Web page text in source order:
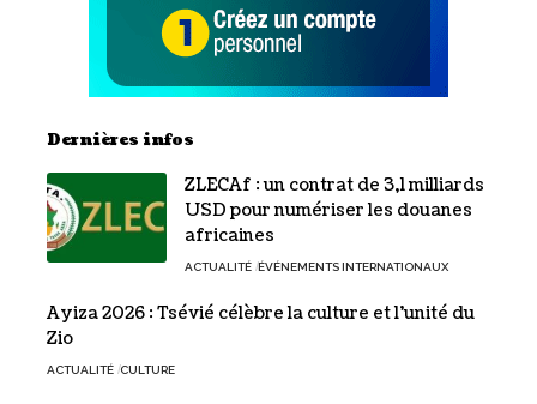
Dernières infos
ZLECAf : un contrat de 3,1 milliards
USD pour numériser les douanes
africaines
ACTUALITÉ ÉVÉNEMENTS INTERNATIONAUX
Ayiza 2026 : Tsévié célèbre la culture et l’unité du
Zio
ACTUALITÉ CULTURE